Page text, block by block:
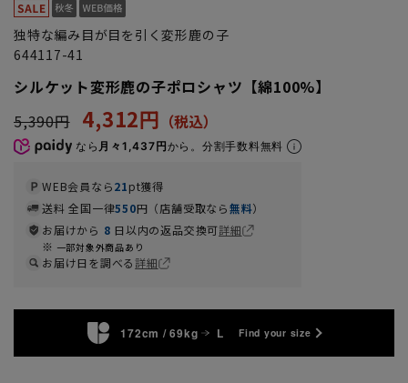
独特な編み目が目を引く変形鹿の子
644117-41
シルケット変形鹿の子ポロシャツ【綿100%】
5,390円 4,312円
なら 月々1,437円から。分割手数料無料
WEB会員なら21pt獲得
送料 全国一律550円（店舗受取なら無料）
お届けから 8 日以内の返品交換可詳細
一部対象外商品あり
お届け日を調べる詳細
172cm / 69kg L Find your size